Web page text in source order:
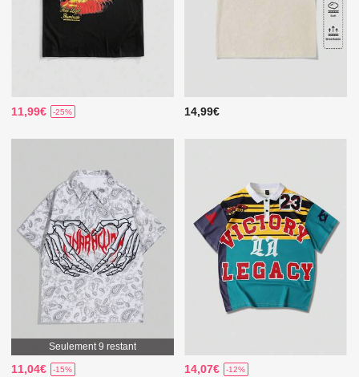
11,99€ -25% 14,99€
Seulement 9 restant
11,04€ -15% 14,07€ -12%